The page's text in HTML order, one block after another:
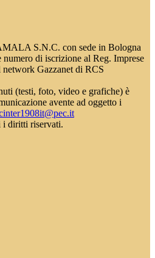
S.N.C. con sede in Bologna
di iscrizione al Reg. Imprese
Gazzanet di RCS
(testi, foto, video e grafiche) è
avente ad oggetto i
diritti riservati.